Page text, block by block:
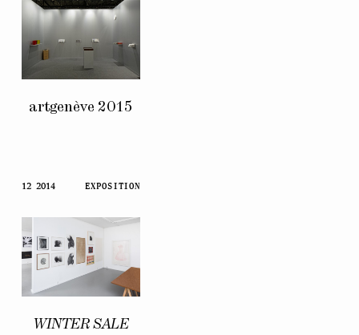
artgenève 2015
12 2014 EXPOSITION
WINTER SALE